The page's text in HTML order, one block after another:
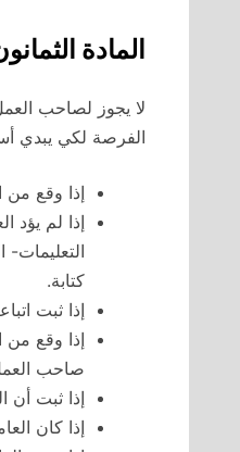
المادة
لا يجوز لصاحب
الفرصة لكي يبدي
إذا وقع من
إذا لم يؤد
كتابة.
إذا ثبت
إذا وقع
صاحب
إذا ثبت أن
إذا كان